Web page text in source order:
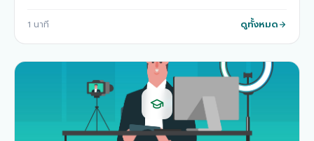
1 นาที ดูทั้งหมด